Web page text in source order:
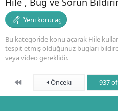
Yeni konu aç
Bu kategoride konu açarak Hile
tespit etmiş olduğunuz bugları
veya video gereklidir.
First Önceki 937